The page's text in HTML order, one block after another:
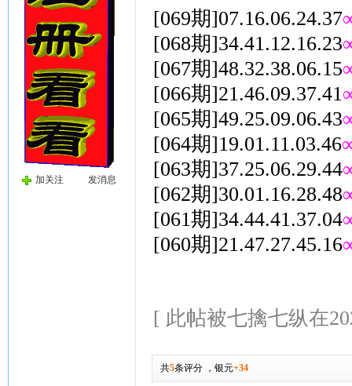
加关注 发消息
[069期]07.16.06.24.37
[068期]34.41.12.16.23
[067期]48.32.38.06.15
[066期]21.46.09.37.41
[065期]49.25.09.06.43
[064期]19.01.11.03.46
[063期]37.25.06.29.44
[062期]30.01.16.28.48
[061期]34.44.41.37.04
[060期]21.47.27.45.16
[ 此帖被七擒七纵在
共5条评分， 银元+34